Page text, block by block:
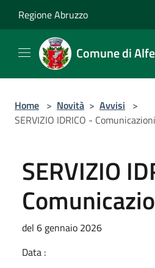
Regione Abruzzo
Comune di
Home > Novità > Avvisi >
SERVIZIO IDRICO - Comunicazioni
SERVIZIO
del 6 gennaio 2026
Data :